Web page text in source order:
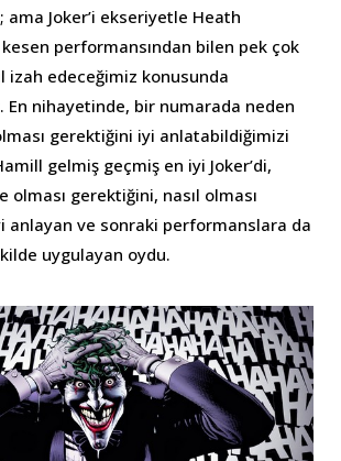
Joker’i ekseriyetle Heath
kesen performansından bilen pek çok
izah edeceğimiz konusunda
En nihayetinde, bir numarada neden
gerektiğini iyi anlatabildiğimizi
gelmiş geçmiş en iyi Joker’di,
olması gerektiğini, nasıl olması
anlayan ve sonraki performanslara da
uygulayan oydu.